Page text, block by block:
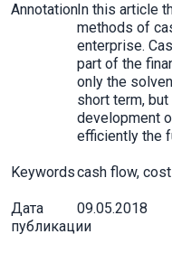
AnnotationIn this article
methods of
enterprise.
part of the
only the
short term,
development
efficiently the
Keywordscash flow,
Дата
публикации
09.05.2018